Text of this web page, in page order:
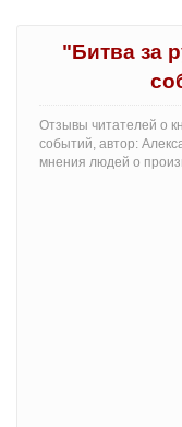
"Битва за
Отзывы читателей о
событий, автор:
мнения людей о